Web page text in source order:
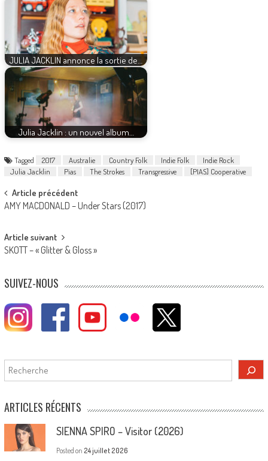
JULIA JACKLIN annonce la sortie de…
Julia Jacklin : un nouvel album…
Tagged 2017 Australie Country Folk Indie Folk
Indie Rock
Julia Jacklin
Pias The Strokes Transgressive [PIAS] Cooperative
Post
navigation
Article précédent
AMY MACDONALD – Under Stars (2017)
Article suivant
SKOTT – « Glitter & Gloss »
SUIVEZ-NOUS
Rechercher
ARTICLES RÉCENTS
SIENNA SPIRO – Visitor (2026)
Posted on 24 juillet 2026